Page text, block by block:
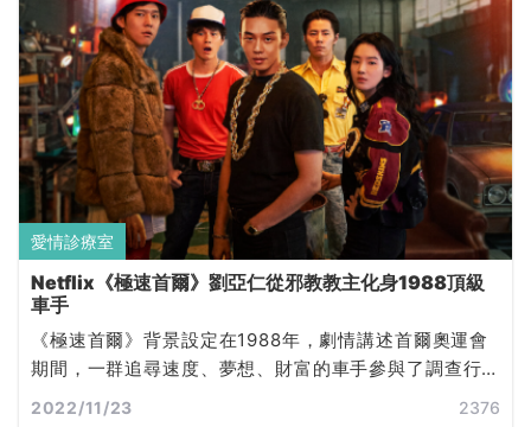
愛情診療室
Netflix《極速首爾》劉亞仁從邪教教主化身1988頂級
車手
《極速首爾》背景設定在1988年，劇情講述首爾奧運會
期間，一群追尋速度、夢想、財富的車手參與了調查行
動，搜查某位大人物的不法資金。是一部十分強調歡樂
2022/11/23 2376